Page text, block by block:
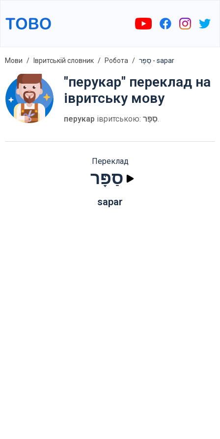
Мови Івритській словник Робота סַפָּר - sapar
"перукар" переклад на
івритську мову
перукар івритською: סַפָּר.
Переклад
סַפָּר
sapar